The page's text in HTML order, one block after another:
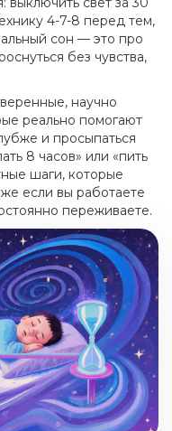
4-7-8 перед тем,
сон — это про
без чувства,
научно
реально помогают
и просыпаться
8 часов» или «пить
шаги, которые
если вы работаете
переживаете.